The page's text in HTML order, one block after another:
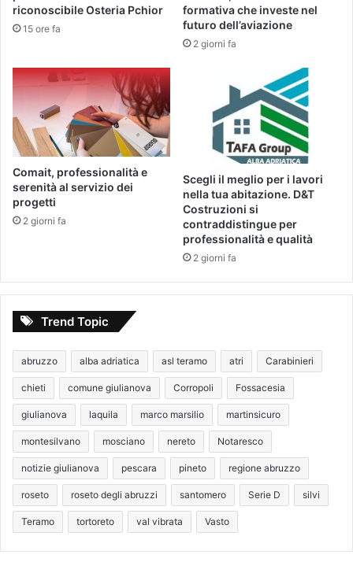
riconoscibile Osteria Pchior
15 ore fa
formativa che investe nel
futuro dell’aviazione
2 giorni fa
Comait, professionalità e
serenità al servizio dei
progetti
2 giorni fa
Scegli il meglio per i lavori
nella tua abitazione. D&T
Costruzioni si
contraddistingue per
professionalità e qualità
2 giorni fa
Trend Topic
abruzzo alba adriatica asl teramo atri Carabinieri
chieti comune giulianova Corropoli Fossacesia
giulianova laquila marco marsilio martinsicuro
montesilvano mosciano nereto Notaresco
notizie giulianova pescara pineto regione abruzzo
roseto roseto degli abruzzi santomero Serie D silvi
Teramo tortoreto val vibrata Vasto